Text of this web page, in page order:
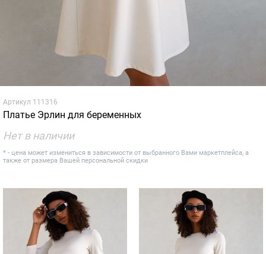
Артикул 111316
Платье Эрлин для беременных
Нет в наличии
* - цена может измениться в зависимости от выбранного Вами маркетплейса, а
также от размера Вашей персональной скидки